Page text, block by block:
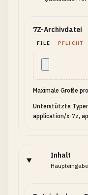
7Z-Archivdatei
FILE PFLICHT
Maximale Größe
Unterstützte
application/x-7z,
Inhalt